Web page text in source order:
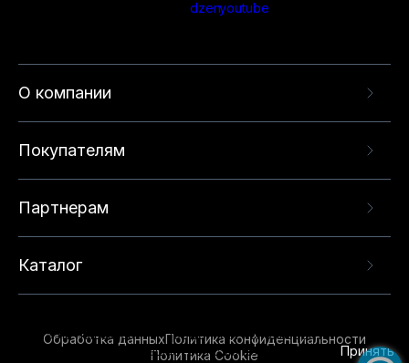
О компании
Покупателям
Партнерам
Каталог
Обработка данныхПолитика конфиденциальности
Политика Cookie
опыта на нашем сайте. Продолжая использовать
данный сайт, вы соглашаетесь с использованием
Принять